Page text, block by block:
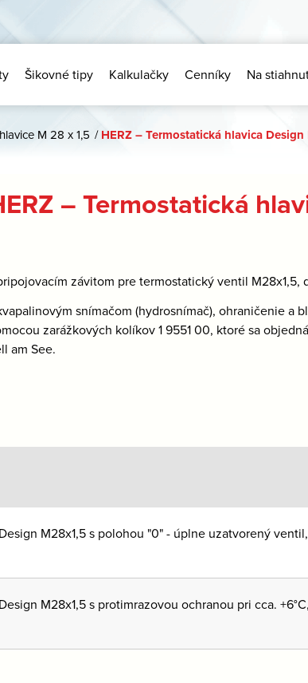
Šikovné tipy Kalkulačky Cenníky Na
M 28 x 1,5 / HERZ – Termostatická hlavica
– Termostatická
závitom pre termostatický ventil M28x1,5,
snímačom (hydrosnímač), ohraničenie a
zarážkových kolíkov 1 9551 00, ktoré sa
am See.
M28x1,5 s polohou "0" - úplne uzatvorený
M28x1,5 s protimrazovou ochranou pri cca.